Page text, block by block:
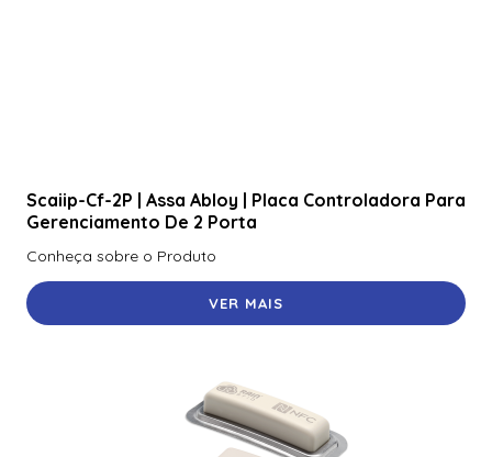
Scaiip-Cf-2P | Assa Abloy | Placa Controladora Para
Gerenciamento De 2 Porta
Conheça sobre o Produto
VER MAIS